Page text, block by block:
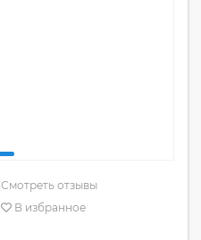
Смотреть отзывы
В избранное